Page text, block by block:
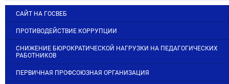
САЙТ НА ГОСВЕБ
ПРОТИВОДЕЙСТВИЕ КОРРУПЦИИ
СНИЖЕНИЕ БЮРОКРАТИЧЕСКОЙ НАГРУЗКИ НА ПЕДАГОГИЧЕСКИХ
РАБОТНИКОВ
ПЕРВИЧНАЯ ПРОФСОЮЗНАЯ ОРГАНИЗАЦИЯ